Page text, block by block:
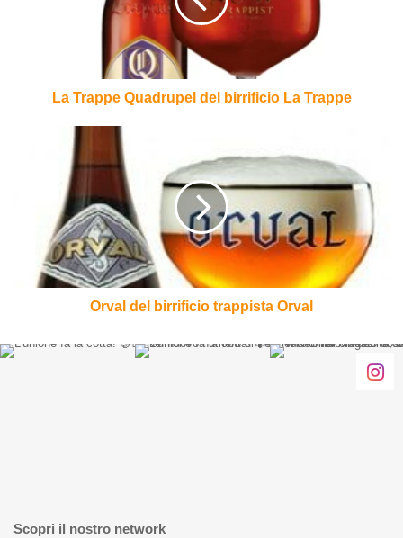
La Trappe Quadrupel del birrificio La Trappe
Orval del birrificio trappista Orval
Scopri il nostro network